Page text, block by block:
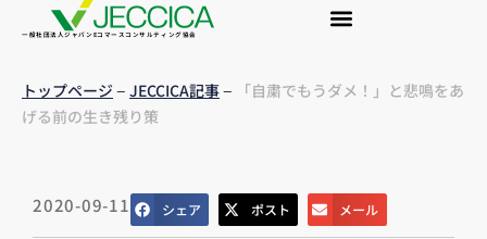
一般社団法人ジャパンEコマースコンサルティング協会
トップページ– JECCICA記事– 「自粛でもうダメ！」と悲鳴をあ
げる前の生き残り策
2020-09-11 シェア ポスト メール